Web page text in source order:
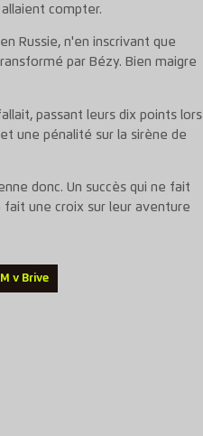
compter.
Russie, n'en inscrivant que
par Bézy. Bien maigre
passant leurs dix points lors
une pénalité sur la sirène de
donc. Un succès qui ne fait
une croix sur leur aventure
v Brive